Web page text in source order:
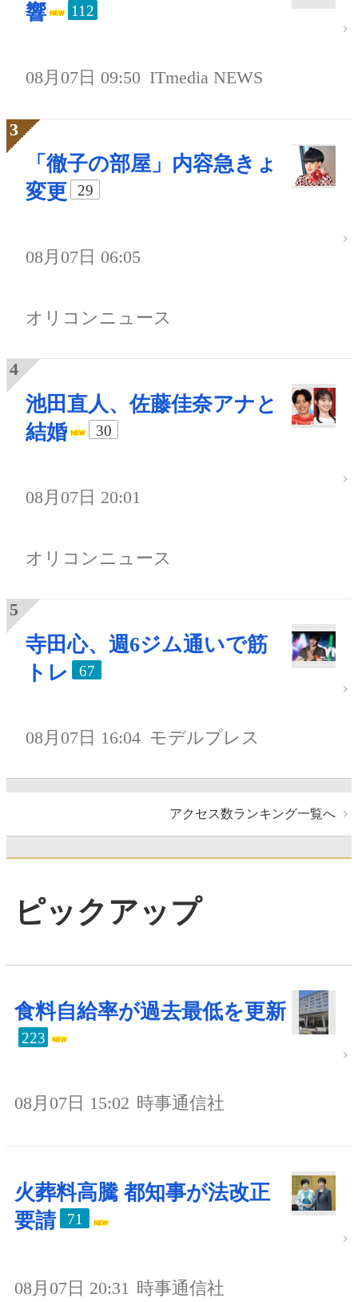
響
112
08月07日 09:50 ITmedia NEWS
「徹子の部屋」内容急きょ
変更
29
08月07日 06:05
オリコンニュース
池田直人、佐藤佳奈アナと
結婚
30
08月07日 20:01
オリコンニュース
寺田心、週6ジム通いで筋
トレ
67
08月07日 16:04 モデルプレス
アクセス数ランキング一覧へ
ピックアップ
食料自給率が過去最低を更新
223
08月07日 15:02 時事通信社
火葬料高騰 都知事が法改正
要請
71
08月07日 20:31 時事通信社